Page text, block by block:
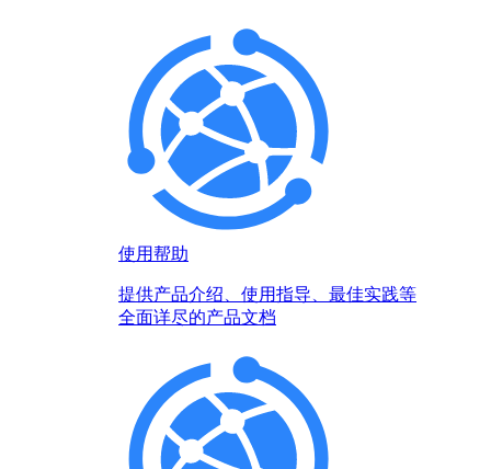
使用帮助
提供产品介绍、使用指导、最佳实践等
全面详尽的产品文档